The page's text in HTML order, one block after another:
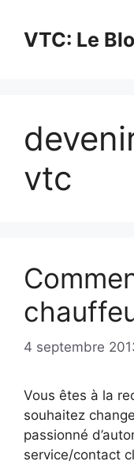
contenuVTC: Le
vtc
4 septembre
Vous êtes à la
souhaitez
passionné
service/contact